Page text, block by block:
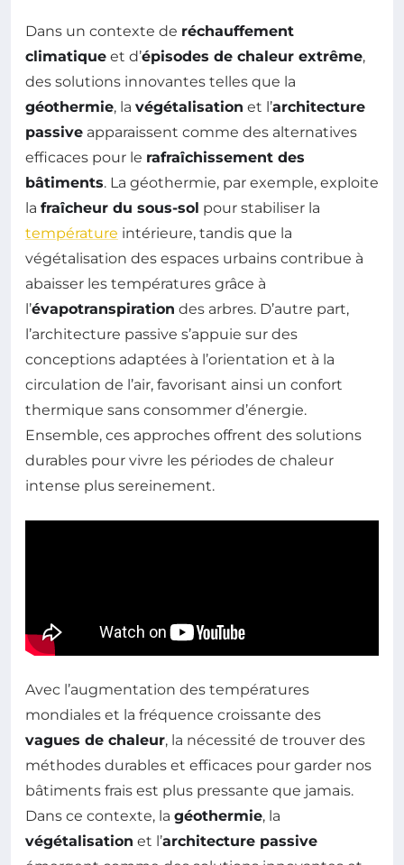
Dans un contexte de réchauffement
climatique et d’épisodes de chaleur extrême,
des solutions innovantes telles que la
géothermie, la végétalisation et l’architecture
passive apparaissent comme des alternatives
efficaces pour le rafraîchissement des
bâtiments. La géothermie, par exemple, exploite
la fraîcheur du sous-sol pour stabiliser la
température intérieure, tandis que la
végétalisation des espaces urbains contribue à
abaisser les températures grâce à
l’évapotranspiration des arbres. D’autre part,
l’architecture passive s’appuie sur des
conceptions adaptées à l’orientation et à la
circulation de l’air, favorisant ainsi un confort
thermique sans consommer d’énergie.
Ensemble, ces approches offrent des solutions
durables pour vivre les périodes de chaleur
intense plus sereinement.
Avec l’augmentation des températures
mondiales et la fréquence croissante des
vagues de chaleur, la nécessité de trouver des
méthodes durables et efficaces pour garder nos
bâtiments frais est plus pressante que jamais.
Dans ce contexte, la géothermie, la
végétalisation et l’architecture passive